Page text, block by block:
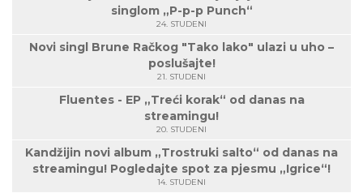
singlom „P-p-p Punch“
24. STUDENI
Novi singl Brune Račkog "Tako lako" ulazi u uho –
poslušajte!
21. STUDENI
Fluentes - EP „Treći korak“ od danas na
streamingu!
20. STUDENI
Kandžijin novi album „Trostruki salto“ od danas na
streamingu! Pogledajte spot za pjesmu „Igrice“!
14. STUDENI